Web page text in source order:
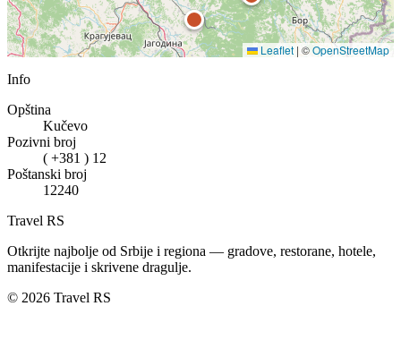
Leaflet | ©OpenStreetMap
Info
Opština
Kučevo
Pozivni broj
( +381 ) 12
Poštanski broj
12240
Travel RS
Otkrijte najbolje od Srbije i regiona — gradove, restorane, hotele,
manifestacije i skrivene dragulje.
© 2026 Travel RS